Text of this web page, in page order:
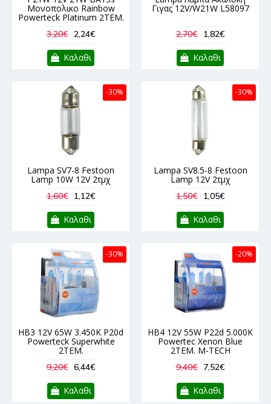
Μονοπολικο Rainbow
Powerteck Platinum 2ΤΕΜ.
3,20€ 2,24€
Καλαθι
Γιγας 12V/W21W L58097
2,70€ 1,82€
Καλαθι
-30%
Lampa SV7-8 Festoon
Lamp 10W 12V 2τμχ
1,60€ 1,12€
Καλαθι
-30%
Lampa SV8.5-8 Festoon
Lamp 12V 2τμχ
1,50€ 1,05€
Καλαθι
-30%
HB3 12V 65W 3.450K P20d
Powerteck Superwhite
2ΤΕΜ.
9,20€ 6,44€
Καλαθι
-20%
HB4 12V 55W P22d 5.000K
Powertec Xenon Blue
2ΤΕΜ. M-TECH
9,40€ 7,52€
Καλαθι